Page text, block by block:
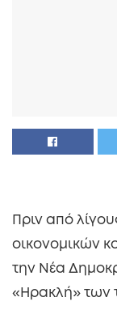
Πριν από
οικονομικών
την Νέα
«Ηρακλή» των